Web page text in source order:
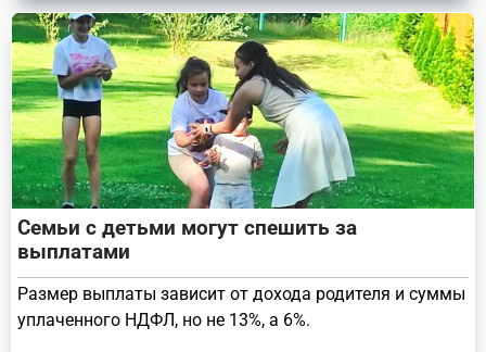
Семьи с детьми могут спешить за
выплатами
Размер выплаты зависит от дохода родителя и суммы
уплаченного НДФЛ, но не 13%, а 6%.